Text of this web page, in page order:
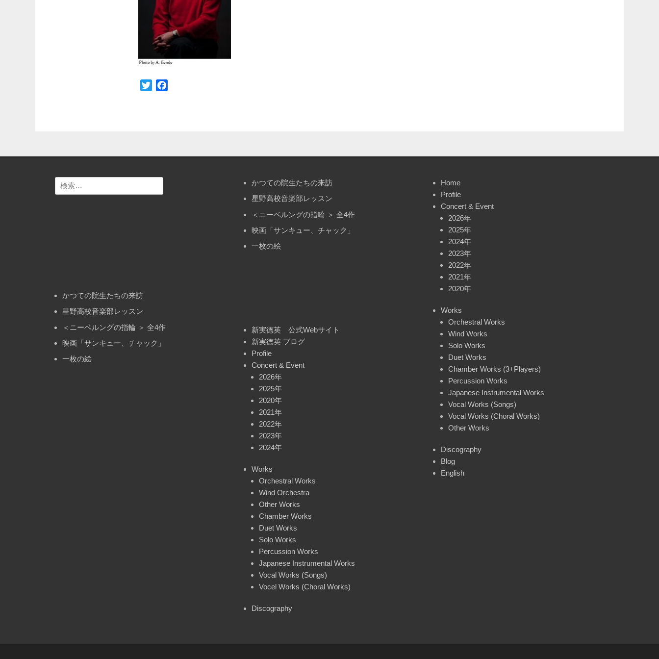
Twitter
検
索:
かつての院生たちの来訪
星野高校音楽部レッスン
＜ニーベルングの指輪 ＞ 全4作
映画「サンキュー、チャック」
一枚の絵
かつての院生たちの来訪
星野高校音楽部レッスン
＜ニーベルングの指輪 ＞ 全4作
映画「サンキュー、チャック」
一枚の絵
新実徳英 公式Webサイト
新実徳英 ブログ
Profile
Concert & Event
2026年
2025年
2020年
2021年
2022年
2023年
2024年
Works
Orchestral Works
Wind Orchestra
Other Works
Chamber Works
Duet Works
Solo Works
Percussion Works
Japanese Instrumental Works
Vocal Works (Songs)
Vocel Works (Choral Works)
Discography
Home
Profile
Concert & Event
2026年
2025年
2024年
2023年
2022年
2021年
2020年
Works
Orchestral Works
Wind Works
Solo Works
Duet Works
Chamber Works (3+Players)
Percussion Works
Japanese Instrumental Works
Vocal Works (Songs)
Vocal Works (Choral Works)
Other Works
Discography
Blog
English